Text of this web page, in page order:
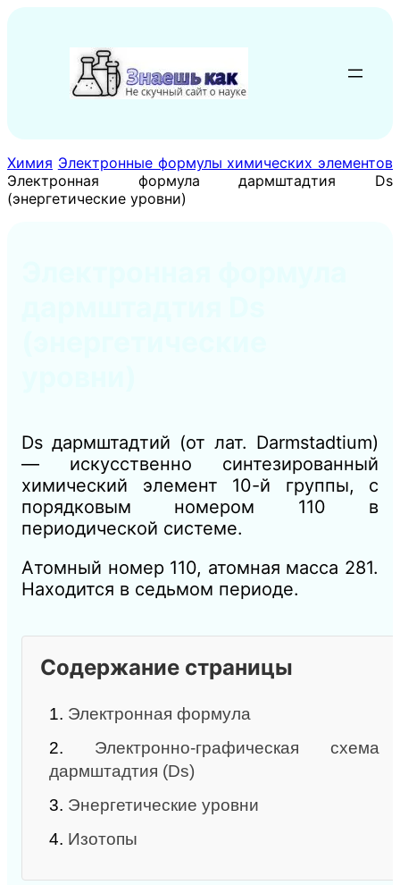
содержимому
Химия Электронные формулы химических элементов
Электронная формула дармштадтия Ds
(энергетические уровни)
Ds дармштадтий (от лат. Darmstadtium)
— искусственно синтезированный
химический элемент 10-й группы, с
порядковым номером 110 в
периодической системе.
Атомный номер 110, атомная масса 281.
Находится в седьмом периоде.
Содержание страницы
1. Электронная формула
2. Электронно-графическая схема
дармштадтия (Ds)
3. Энергетические уровни
4. Изотопы